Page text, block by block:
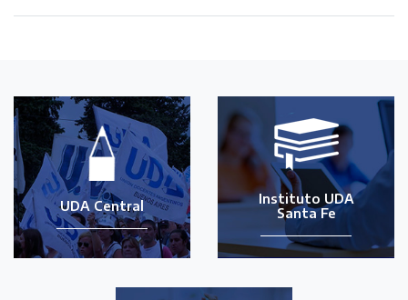
UDA Central
Instituto UDA
Santa Fe